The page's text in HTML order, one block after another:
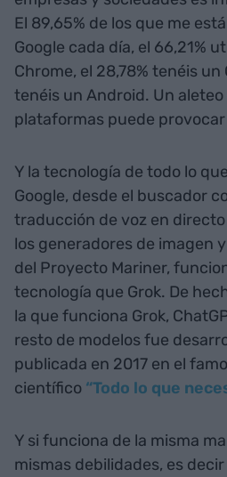
El 89,65% de los que me
Google cada día, el 66,21%
Chrome, el 28,78% tenéis un
tenéis un Android. Un
plataformas puede
Y la tecnología de todo lo
Google, desde el buscador
traducción de voz en
los generadores de imagen
del Proyecto Mariner,
tecnología que Grok. De
la que funciona Grok,
resto de modelos fue
publicada en 2017 en el
científico “Todo lo que
Y si funciona de la misma
mismas debilidades, es